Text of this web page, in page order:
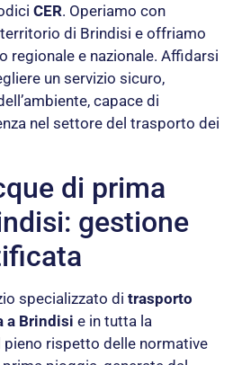
CER. Operiamo con
di Brindisi e offriamo
regionale e nazionale. Affidarsi
un servizio sicuro,
capace di
nel settore del trasporto dei
di prima
gestione
specializzato di trasporto
a Brindisi e in tutta la
pieno rispetto delle normative